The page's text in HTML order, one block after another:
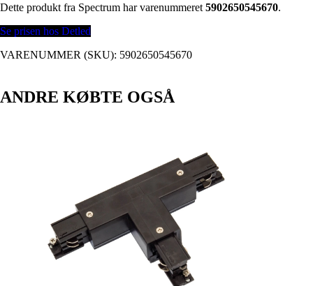
Dette produkt fra Spectrum har varenummeret 5902650545670.
Se prisen hos Detled
VARENUMMER (SKU): 5902650545670
ANDRE KØBTE OGSÅ